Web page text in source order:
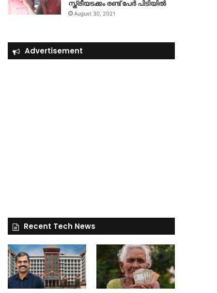
സ്ത്രീയടക്കം രണ്ട് പേർ പിടിയിൽ
August 30, 2021
Advertisement
Recent Tech News